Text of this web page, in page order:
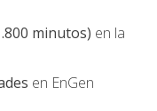
minutos) en la
en EnGen